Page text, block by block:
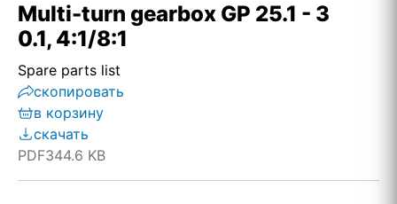
Multi-turn gearbox GP 25.1 - 3
0.1, 4:1/8:1
Spare parts list
скопировать
в корзину
скачать
PDF344.6 KB